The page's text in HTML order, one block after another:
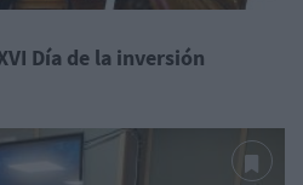
Día de la inversión